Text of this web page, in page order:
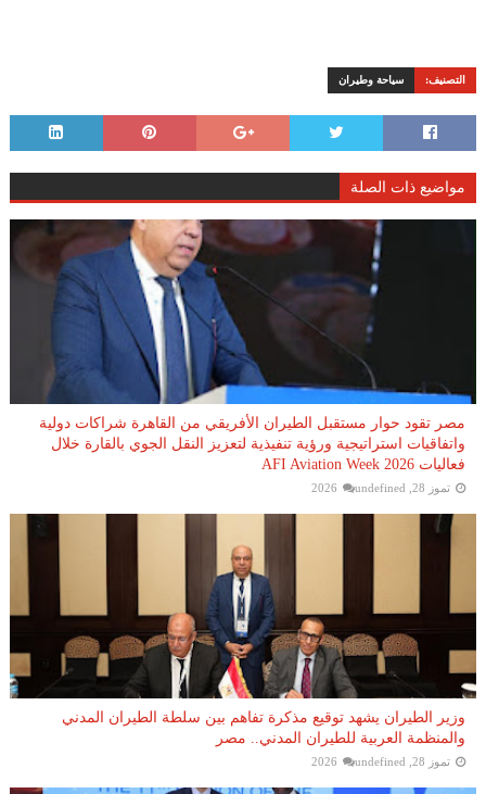
التصنيف: سياحة وطيران
مواضيع ذات الصلة
مصر تقود حوار مستقبل الطيران الأفريقي من القاهرة شراكات دولية
واتفاقيات استراتيجية ورؤية تنفيذية لتعزيز النقل الجوي بالقارة خلال
فعاليات AFI Aviation Week 2026
تموز 28, 2026 undefined
وزير الطيران يشهد توقيع مذكرة تفاهم بين سلطة الطيران المدني
والمنظمة العربية للطيران المدني.. مصر
تموز 28, 2026 undefined